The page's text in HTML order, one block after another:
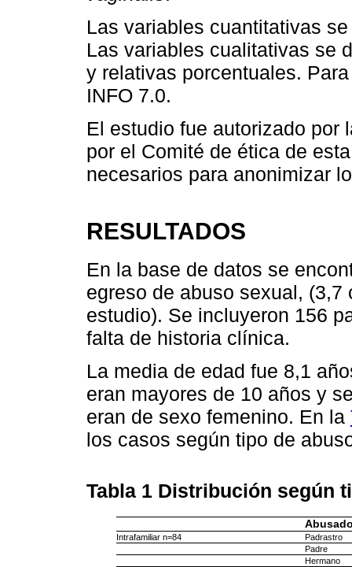
Las variables cuantitativas
Las variables cualitativas se
y relativas porcentuales.
INFO 7.0.
El estudio fue autorizado por
por el Comité de ética de
necesarios para anonimizar
RESULTADOS
En la base de datos se
egreso de abuso sexual,
estudio). Se incluyeron 156
falta de historia clínica.
La media de edad fue 8,1
eran mayores de 10 años y
eran de sexo femenino. En la
los casos según tipo de
Tabla 1 Distribución según
Intrafamiliar n=84
Padrastro
Padre
Hermano